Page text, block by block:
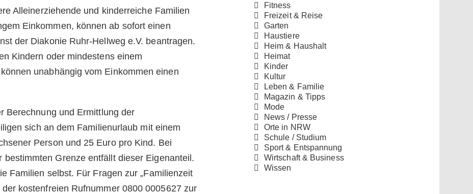
Alleinerziehende und kinderreiche Familien
Einkommen, können ab sofort einen
der Diakonie Ruhr-Hellweg e.V. beantragen.
Kindern oder mindestens einem
unabhängig vom Einkommen einen
Berechnung und Ermittlung der
sich an dem Familienurlaub mit einem
Person und 25 Euro pro Kind. Bei
Grenze entfällt dieser Eigenanteil.
Familien selbst. Für Fragen zur „Familienzeit
kostenfreien Rufnummer 0800 0005627 zur
Fitness
Freizeit & Reise
Garten
Haustiere
Heim & Haushalt
Heimat
Kinder
Kultur
Leben & Familie
Magazin & Tipps
Mode
News / Presse
Orte in NRW
Schule / Studium
Sport & Entspannung
Wirtschaft & Business
Wissen